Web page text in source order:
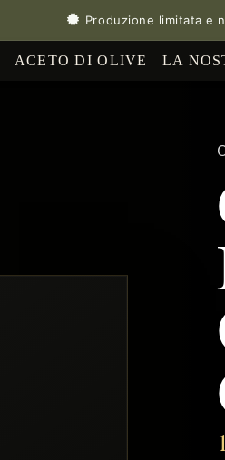
Produzione limitata e
ACETO DI OLIVE LA